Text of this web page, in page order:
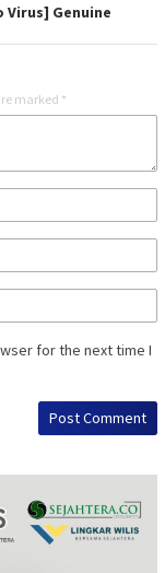
Virus] Genuine
marked *
for the next time I